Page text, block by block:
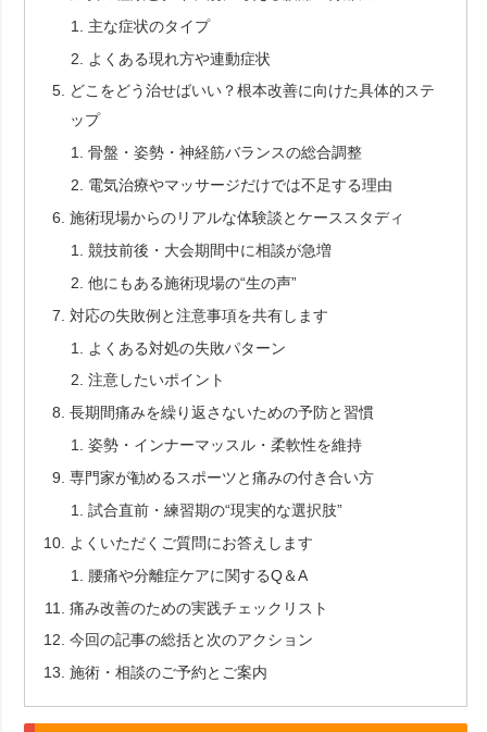
主な症状のタイプ
よくある現れ方や連動症状
どこをどう治せばいい？根本改善に向けた具体的ステ
ップ
骨盤・姿勢・神経筋バランスの総合調整
電気治療やマッサージだけでは不足する理由
施術現場からのリアルな体験談とケーススタディ
競技前後・大会期間中に相談が急増
他にもある施術現場の“生の声”
対応の失敗例と注意事項を共有します
よくある対処の失敗パターン
注意したいポイント
長期間痛みを繰り返さないための予防と習慣
姿勢・インナーマッスル・柔軟性を維持
専門家が勧めるスポーツと痛みの付き合い方
試合直前・練習期の“現実的な選択肢”
よくいただくご質問にお答えします
腰痛や分離症ケアに関するQ＆A
痛み改善のための実践チェックリスト
今回の記事の総括と次のアクション
施術・相談のご予約とご案内